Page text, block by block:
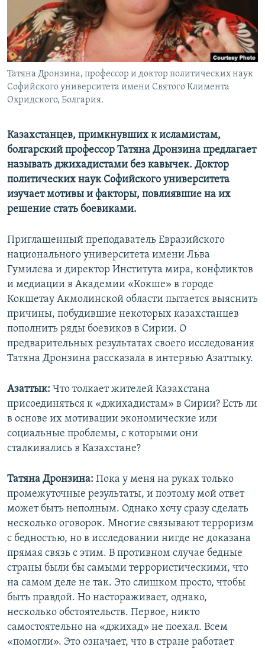
Татяна Дронзина, профессор и доктор политических наук
Софийского университета имени Святого Климента
Охридского, Болгария.
Казахстанцев, примкнувших к исламистам,
болгарский профессор Татяна Дронзина предлагает
называть джихадистами без кавычек. Доктор
политических наук Софийского университета
изучает мотивы и факторы, повлиявшие на их
решение стать боевиками.
Приглашенный преподаватель Евразийского
национального университета имени Льва
Гумилева и директор Института мира, конфликтов
и медиации в Академии «Кокше» в городе
Кокшетау Акмолинской области пытается выяснить
причины, побудившие некоторых казахстанцев
пополнить ряды боевиков в Сирии. О
предварительных результатах своего исследования
Татяна Дронзина рассказала в интервью Азаттыку.
Азаттык: Что толкает жителей Казахстана
присоединяться к «джихадистам» в Сирии? Есть ли
в основе их мотивации экономические или
социальные проблемы, с которыми они
сталкивались в Казахстане?
Татяна Дронзина: Пока у меня на руках только
промежуточные результаты, и поэтому мой ответ
может быть неполным. Однако хочу сразу сделать
несколько оговорок. Многие связывают терроризм
с бедностью, но в исследовании нигде не доказана
прямая связь с этим. В противном случае бедные
страны были бы самыми террористическими, что
на самом деле не так. Это слишком просто, чтобы
быть правдой. Но настораживает, однако,
несколько обстоятельств. Первое, никто
самостоятельно на «джихад» не поехал. Всем
«помогли». Это означает, что в стране работает